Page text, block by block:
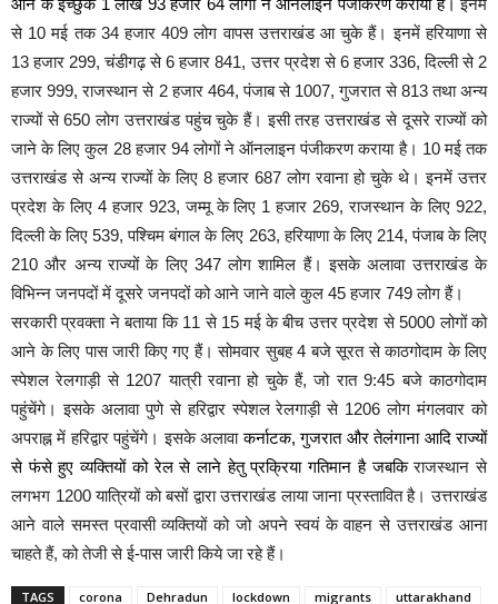
आने के इच्छुक 1 लाख 93 हजार 64 लोगों ने ऑनलाइन पंजीकरण कराया है।इनमें
से 10 मई तक 34 हजार 409 लोग वापस उत्तराखंड आ चुके हैं। इनमें हरियाणा से
13 हजार 299, चंडीगढ़ से 6 हजार 841, उत्तर प्रदेश से 6 हजार 336, दिल्ली से 2
हजार 999, राजस्थान से 2 हजार 464, पंजाब से 1007, गुजरात से 813 तथा अन्य
राज्यों से 650 लोग उत्तराखंड पहुंच चुके हैं। इसी तरह उत्तराखंड से दूसरे राज्यों को
जाने के लिए कुल 28 हजार 94 लोगों ने ऑनलाइन पंजीकरण कराया है। 10 मई तक
उत्तराखंड से अन्य राज्यों के लिए 8 हजार 687 लोग रवाना हो चुके थे। इनमें उत्तर
प्रदेश के लिए 4 हजार 923, जम्मू के लिए 1 हजार 269, राजस्थान के लिए 922,
दिल्ली के लिए 539, पश्चिम बंगाल के लिए 263, हरियाणा के लिए 214, पंजाब के लिए
210 और अन्य राज्यों के लिए 347 लोग शामिल हैं। इसके अलावा उत्तराखंड के
विभिन्न जनपदों में दूसरे जनपदों को आने जाने वाले कुल 45 हजार 749 लोग हैं।
सरकारी प्रवक्ता ने बताया कि 11 से 15 मई के बीच उत्तर प्रदेश से 5000 लोगों को
आने के लिए पास जारी किए गए हैं। सोमवार सुबह 4 बजे सूरत से काठगोदाम के लिए
स्पेशल रेलगाड़ी से 1207 यात्री रवाना हो चुके हैं, जो रात 9:45 बजे काठगोदाम
पहुंचेंगे। इसके अलावा पुणे से हरिद्वार स्पेशल रेलगाड़ी से 1206 लोग मंगलवार को
अपराह्न में हरिद्वार पहुंचेंगे। इसके अलावाकर्नाटक, गुजरात और तेलंगाना आदि राज्यों
से फंसे हुए व्यक्तियों को रेल से लाने हेतु प्रक्रिया गतिमान है जबकिराजस्थान से
लगभग 1200 यात्रियों काे बसों द्वारा उत्तराखंड लाया जाना प्रस्तावित है। उत्तराखंड
आने वाले समस्त प्रवासी व्यक्तियों को जो अपने स्वयं के वाहन से उत्तराखंड आना
चाहते हैं, को तेजी से ई-पास जारी किये जा रहे हैं।
TAGS corona Dehradun lockdown migrants uttarakhand